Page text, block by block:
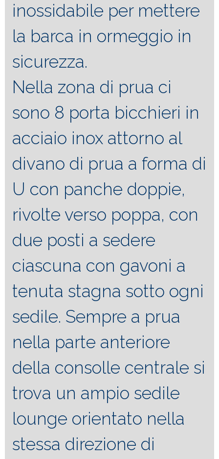
inossidabile per mettere
la barca in ormeggio in
sicurezza.
Nella zona di prua ci
sono 8 porta bicchieri in
acciaio inox attorno al
divano di prua a forma di
U con panche doppie,
rivolte verso poppa, con
due posti a sedere
ciascuna con gavoni a
tenuta stagna sotto ogni
sedile. Sempre a prua
nella parte anteriore
della consolle centrale si
trova un ampio sedile
lounge orientato nella
stessa direzione di